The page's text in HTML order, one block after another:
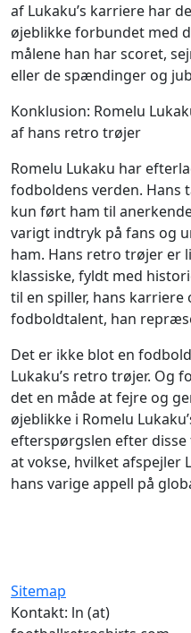
af Lukaku’s karriere har
øjeblikke forbundet med
målene han har scoret,
eller de spændinger og
Konklusion: Romelu
af hans retro trøjer
Romelu Lukaku har
fodboldens verden. Hans
kun ført ham til
varigt indtryk på fans og
ham. Hans retro trøjer er
klassiske, fyldt med
til en spiller, hans
fodboldtalent, han
Det er ikke blot en
Lukaku’s retro trøjer. Og
det en måde at fejre og
øjeblikke i Romelu
efterspørgslen efter
at vokse, hvilket afspejler
hans varige appell på
Sitemap
Kontakt: ln (at)